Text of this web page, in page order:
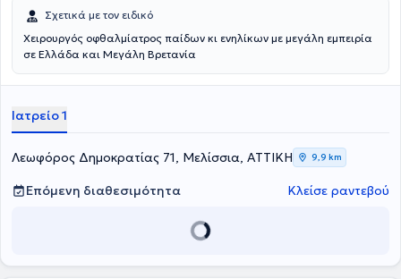
Σχετικά με τον ειδικό
Χειρουργός οφθαλμίατρος παίδων κι ενηλίκων με μεγάλη εμπειρία
σε Ελλάδα και Μεγάλη Βρετανία
Ιατρείο 1
Λεωφόρος Δημοκρατίας 71, Μελίσσια, ΑΤΤΙΚΗ 9,9 km
Επόμενη διαθεσιμότητα Κλείσε ραντεβού